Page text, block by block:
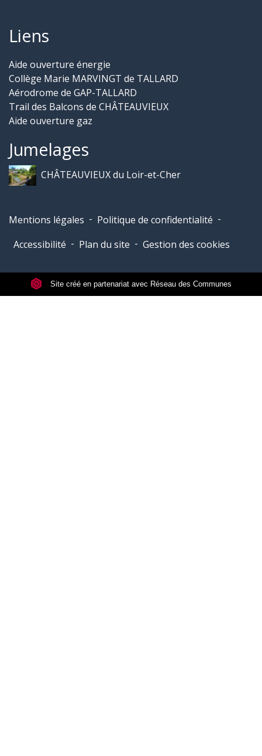
Liens
Aide ouverture énergie
Collège Marie MARVINGT de TALLARD
Aérodrome de GAP-TALLARD
Trail des Balcons de CHÂTEAUVIEUX
Aide ouverture gaz
Jumelages
CHÂTEAUVIEUX du Loir-et-Cher
Mentions légales - Politique de confidentialité -
Accessibilité - Plan du site - Gestion des cookies
Site créé en partenariat avec Réseau des Communes